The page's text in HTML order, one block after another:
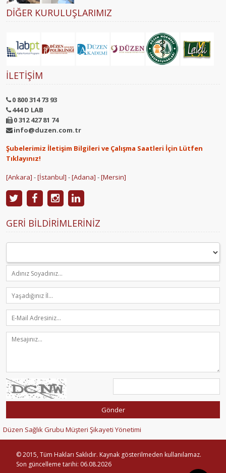
DIĞER KURULUŞLARIMIZ
İLETIŞIM
0 800 314 73 93
444 D LAB
0 312 427 81 74
info@duzen.com.tr
Şubelerimiz İletişim Bilgileri ve Çalışma Saatleri İçin Lütfen
Tıklayınız!
[Ankara] -[İstanbul] -[Adana] -[Mersin]
GERI BILDIRIMLERINIZ
Düzen Sağlık Grubu Müşteri Şikayeti Yönetimi
© 2015, Tüm Hakları Saklıdır. Kaynak gösterilmeden kullanılamaz.
Son güncelleme tarihi: 06.08.2026